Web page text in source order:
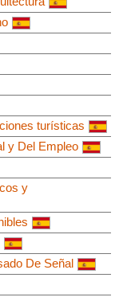
turísticas
y Del Empleo
y
De Señal